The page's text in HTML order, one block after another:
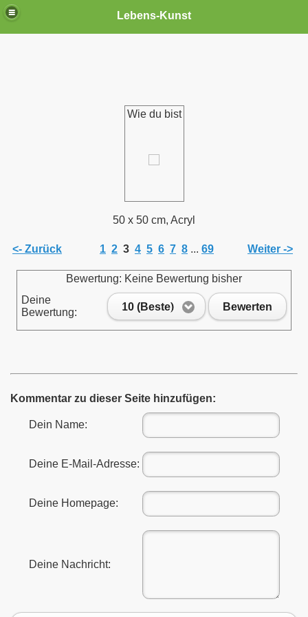
Lebens-Kunst
Wie du bist
50 x 50 cm, Acryl
<- Zurück 1 2 3 4 5 6 7 8 ... 69 Weiter ->
Bewertung: Keine Bewertung bisher
Deine
Bewertung:
10 (Beste) Bewerten
Kommentar zu dieser Seite hinzufügen:
Dein Name:
Deine E-Mail-Adresse:
Deine Homepage:
Deine Nachricht: